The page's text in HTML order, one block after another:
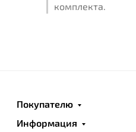
комплекта.
Покупателю
Информация